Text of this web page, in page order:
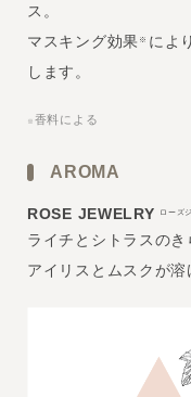
ス。
マスキング効果 ※ によ
します。
※ 香料による
AROMA
ROSE JEWELRY ローズ
ライチとシトラスのき
アイリスとムスクが溶